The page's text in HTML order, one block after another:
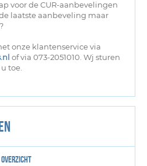
voor de CUR-aanbevelingen
laatste aanbeveling maar
onze klantenservice via
of via 073-2051010. Wj sturen
toe.
Overzicht